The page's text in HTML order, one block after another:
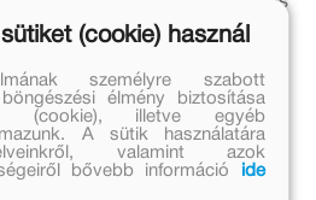
több mint száz filmet vagy
addig húsz-huszonöt
tudok elolvasni. Nem tudom,
amúgy is így írnék, de többen
írok, szinte látják maguk előtt a
(cookie) használ
személyre szabott
élmény biztosítása
(cookie), illetve egyéb
A sütik használatára
valamint azok
bővebb információ
ide